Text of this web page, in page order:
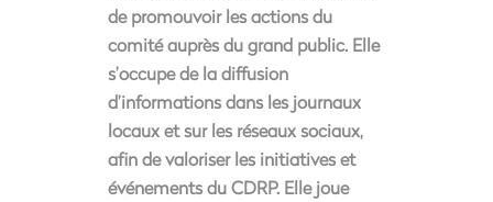
de promouvoir les actions du
comité auprès du grand public. Elle
s’occupe de la diffusion
d’informations dans les journaux
locaux et sur les réseaux sociaux,
afin de valoriser les initiatives et
événements du CDRP. Elle joue